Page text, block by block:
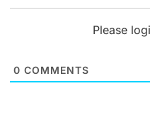
Please
0 COMMENTS